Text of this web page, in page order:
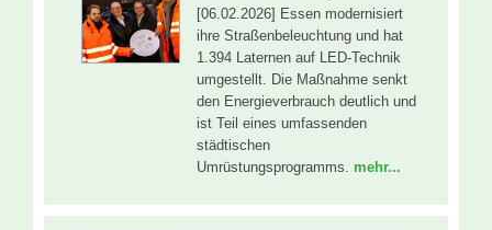
[06.02.2026] Essen modernisiert
ihre Straßenbeleuchtung und hat
1.394 Laternen auf LED-Technik
umgestellt. Die Maßnahme senkt
den Energieverbrauch deutlich und
ist Teil eines umfassenden
städtischen
Umrüstungsprogramms. mehr...